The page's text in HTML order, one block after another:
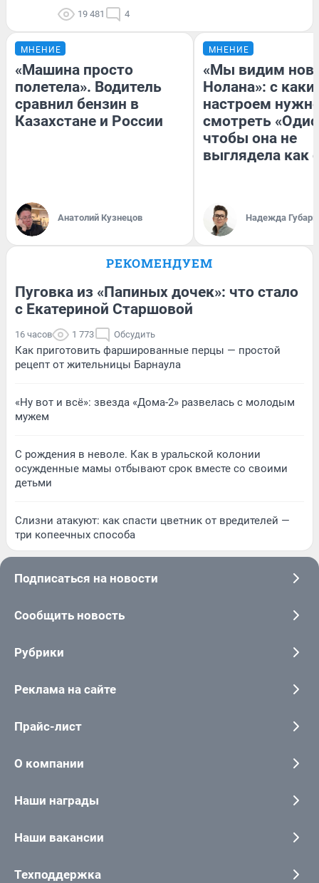
19 481 4
МНЕНИЕ
«Машина просто
полетела». Водитель
сравнил бензин в
Казахстане и России
Анатолий Кузнецов
МНЕНИЕ
«Мы видим
Нолана»: с
настроем
смотреть
чтобы она не
выглядела как
Надежда Губарь
РЕКОМЕНДУЕМ
Пуговка из «Папиных дочек»: что стало
с Екатериной Старшовой
16 часов 1 773 Обсудить
Как приготовить фаршированные перцы — простой
рецепт от жительницы Барнаула
«Ну вот и всё»: звезда «Дома-2» развелась с молодым
мужем
С рождения в неволе. Как в уральской колонии
осужденные мамы отбывают срок вместе со своими
детьми
Слизни атакуют: как спасти цветник от вредителей —
три копеечных способа
Подписаться на новости
Сообщить новость
Рубрики
Реклама на сайте
Прайс-лист
О компании
Наши награды
Наши вакансии
Техподдержка